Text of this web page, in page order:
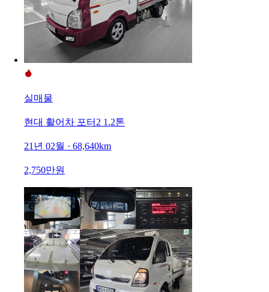
실매물
현대 활어차 포터2 1.2톤
21년 02월 · 68,640km
2,750만원